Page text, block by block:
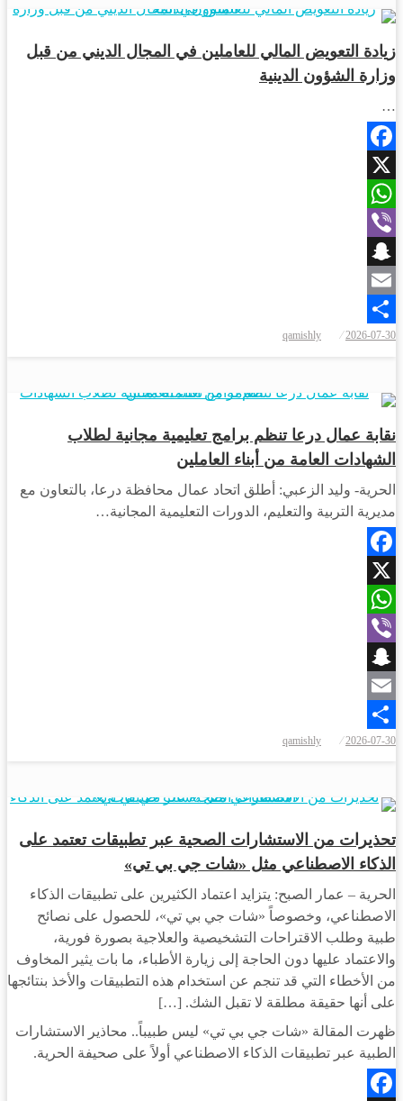
زيادة التعويض المالي للعاملين في المجال الديني من قبل
وزارة الشؤون الدينية
…
Facebook
X
WhatsApp
Viber
Snapchat
Email
Share
2026-07-30
qamishly
نقابة عمال درعا تنظم برامج تعليمية مجانية لطلاب
الشهادات العامة من أبناء العاملين
الحرية- وليد الزعبي: أطلق اتحاد عمال محافظة درعا، بالتعاون مع
مديرية التربية والتعليم، الدورات التعليمية المجانية…
Facebook
X
WhatsApp
Viber
Snapchat
Email
Share
2026-07-30
qamishly
تحذيرات من الاستشارات الصحية عبر تطبيقات تعتمد على
الذكاء الاصطناعي مثل «شات جي بي تي»
الحرية – عمار الصبح: يتزايد اعتماد الكثيرين على تطبيقات الذكاء
الاصطناعي، وخصوصاً «شات جي بي تي»، للحصول على نصائح
طبية وطلب الاقتراحات التشخيصية والعلاجية بصورة فورية،
والاعتماد عليها دون الحاجة إلى زيارة الأطباء، ما بات يثير المخاوف
من الأخطاء التي قد تنجم عن استخدام هذه التطبيقات والأخذ بنتائجها
على أنها حقيقة مطلقة لا تقبل الشك. […]
ظهرت المقالة «شات جي بي تي» ليس طبيباً.. محاذير الاستشارات
الطبية عبر تطبيقات الذكاء الاصطناعي أولاً على صحيفة الحرية.